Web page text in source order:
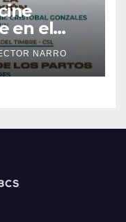
en el
Cabo
NARRO